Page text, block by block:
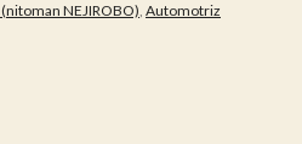
NEJIROBO), Automotriz